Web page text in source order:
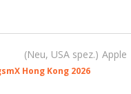
Neu, USA spez. Apple
Hong Kong 2026